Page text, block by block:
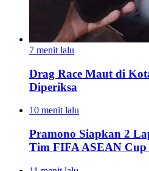
7 menit lalu
Drag Race Maut di
Diperiksa
10 menit lalu
Pramono Siapkan 2
Tim FIFA ASEAN Cup